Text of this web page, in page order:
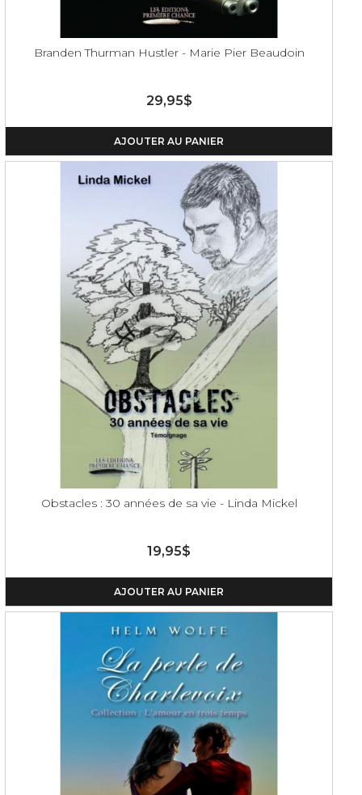
Branden Thurman Hustler - Marie Pier Beaudoin
29,95$
AJOUTER AU PANIER
Obstacles : 30 années de sa vie - Linda Mickel
19,95$
AJOUTER AU PANIER